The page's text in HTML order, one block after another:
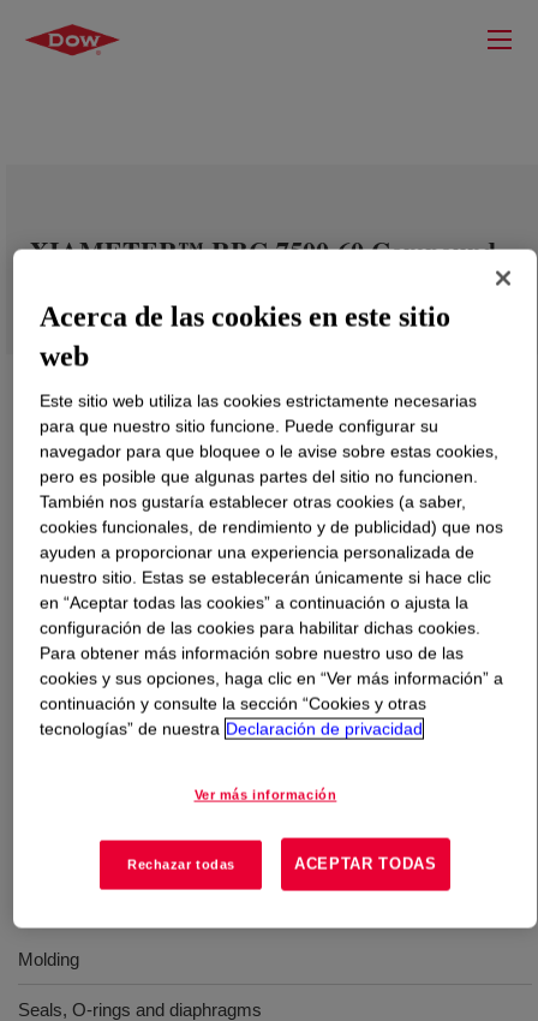
XIAMETER™ RBC-7500-60 Compound
Qué esXIAMETER™ RBC-7500-60 Compound?
A 60 durometer general purpose peroxide-cured standard
high consistency silicone rubber compound. Protects and
insulates, provides dynamic and static sealing, improves
tactile response, controls noise and vibration, provides
across a wide temperature range. Formulated to meet
Molding
Seals, O-rings and diaphragms
Acerca de las cookies en este sitio
web
Este sitio web utiliza las cookies estrictamente necesarias
para que nuestro sitio funcione. Puede configurar su
navegador para que bloquee o le avise sobre estas cookies,
pero es posible que algunas partes del sitio no funcionen.
También nos gustaría establecer otras cookies (a saber,
cookies funcionales, de rendimiento y de publicidad) que nos
ayuden a proporcionar una experiencia personalizada de
nuestro sitio. Estas se establecerán únicamente si hace clic
en “Aceptar todas las cookies” a continuación o ajusta la
configuración de las cookies para habilitar dichas cookies.
Para obtener más información sobre nuestro uso de las
cookies y sus opciones, haga clic en “Ver más información” a
continuación y consulte la sección “Cookies y otras
tecnologías” de nuestra Declaración de privacidad
Ver más información
Rechazar todas ACEPTAR TODAS